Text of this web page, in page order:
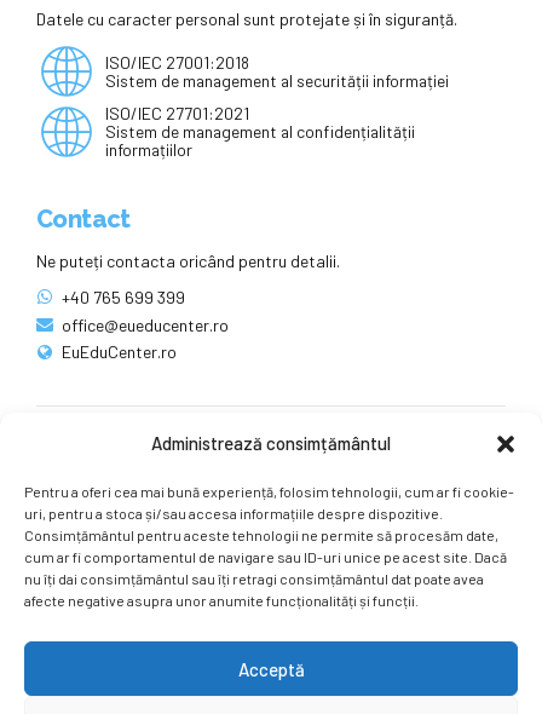
Administrează consimțământul
Pentru a oferi cea mai bună experiență, folosim tehnologii, cum ar fi cookie-
uri, pentru a stoca și/sau accesa informațiile despre dispozitive.
Consimțământul pentru aceste tehnologii ne permite să procesăm date,
cum ar fi comportamentul de navigare sau ID-uri unice pe acest site. Dacă
nu îți dai consimțământul sau îți retragi consimțământul dat poate avea
afecte negative asupra unor anumite funcționalități și funcții.
Acceptă
Datele cu caracter personal sunt protejate și în siguranță.
ISO/IEC 27001:2018
Sistem de management al securității informației
ISO/IEC 27701:2021
Sistem de management al confidențialității
informațiilor
Contact
Ne puteți contacta oricând pentru detalii.
+40 765 699 399
office@eueducenter.ro
EuEduCenter.ro
Ne puteți găsi și pe rețelele sociale.